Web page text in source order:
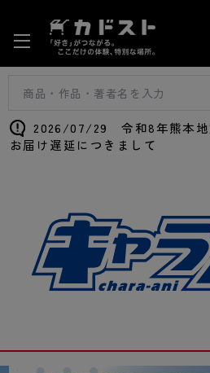
2026/07/29 令和8年熊本地
お届け遅延につきまして